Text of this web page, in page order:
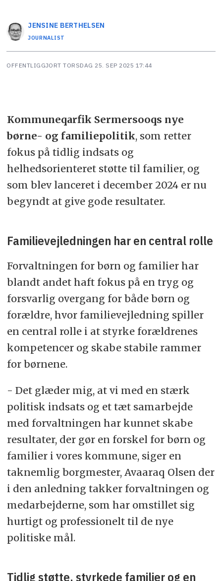
JENSINE BERTHELSEN
JOURNALIST
OFFENTLIGGJORT TORSDAG 25. SEP 2025 17:44
Kommuneqarfik Sermersooqs nye
børne- og familiepolitik, som retter
fokus på tidlig indsats og
helhedsorienteret støtte til familier, og
som blev lanceret i december 2024 er nu
begyndt at give gode resultater.
Familievejledningen har en central rolle
Forvaltningen for børn og familier har
blandt andet haft fokus på en tryg og
forsvarlig overgang for både børn og
forældre, hvor familievejledning spiller
en central rolle i at styrke forældrenes
kompetencer og skabe stabile rammer
for børnene.
- Det glæder mig, at vi med en stærk
politisk indsats og et tæt samarbejde
med forvaltningen har kunnet skabe
resultater, der gør en forskel for børn og
familier i vores kommune, siger en
taknemlig borgmester, Avaaraq Olsen der
i den anledning takker forvaltningen og
medarbejderne, som har omstillet sig
hurtigt og professionelt til de nye
politiske mål.
Tidlig støtte, styrkede familier og en